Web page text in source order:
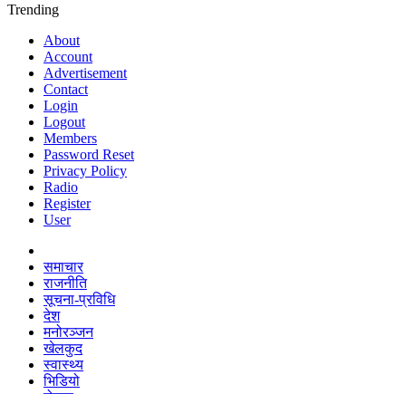
Trending
About
Account
Advertisement
Contact
Login
Logout
Members
Password Reset
Privacy Policy
Radio
Register
User
समाचार
राजनीति
सूचना-प्रविधि
देश
मनोरञ्जन
खेलकुद
स्वास्थ्य
भिडियो